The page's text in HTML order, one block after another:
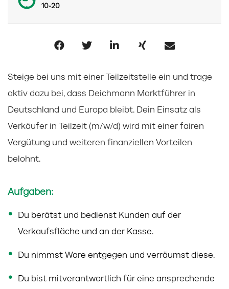
10-20
Steige bei uns mit einer Teilzeitstelle ein und trage
aktiv dazu bei, dass Deichmann Marktführer in
Deutschland und Europa bleibt. Dein Einsatz als
Verkäufer in Teilzeit (m/w/d) wird mit einer fairen
Vergütung und weiteren finanziellen Vorteilen
belohnt.
Aufgaben:
Du berätst und bedienst Kunden auf der
Verkaufsfläche und an der Kasse.
Du nimmst Ware entgegen und verräumst diese.
Du bist mitverantwortlich für eine ansprechende